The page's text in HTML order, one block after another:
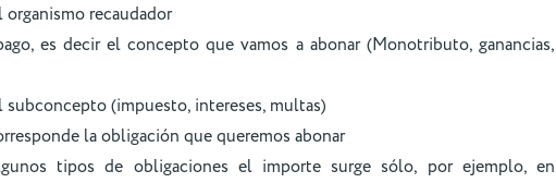
recaudador
es decir el concepto que vamos a abonar (Monotributo, ganancias,
subconcepto (impuesto, intereses, multas)
la obligación que queremos abonar
tipos de obligaciones el importe surge sólo, por ejemplo, en